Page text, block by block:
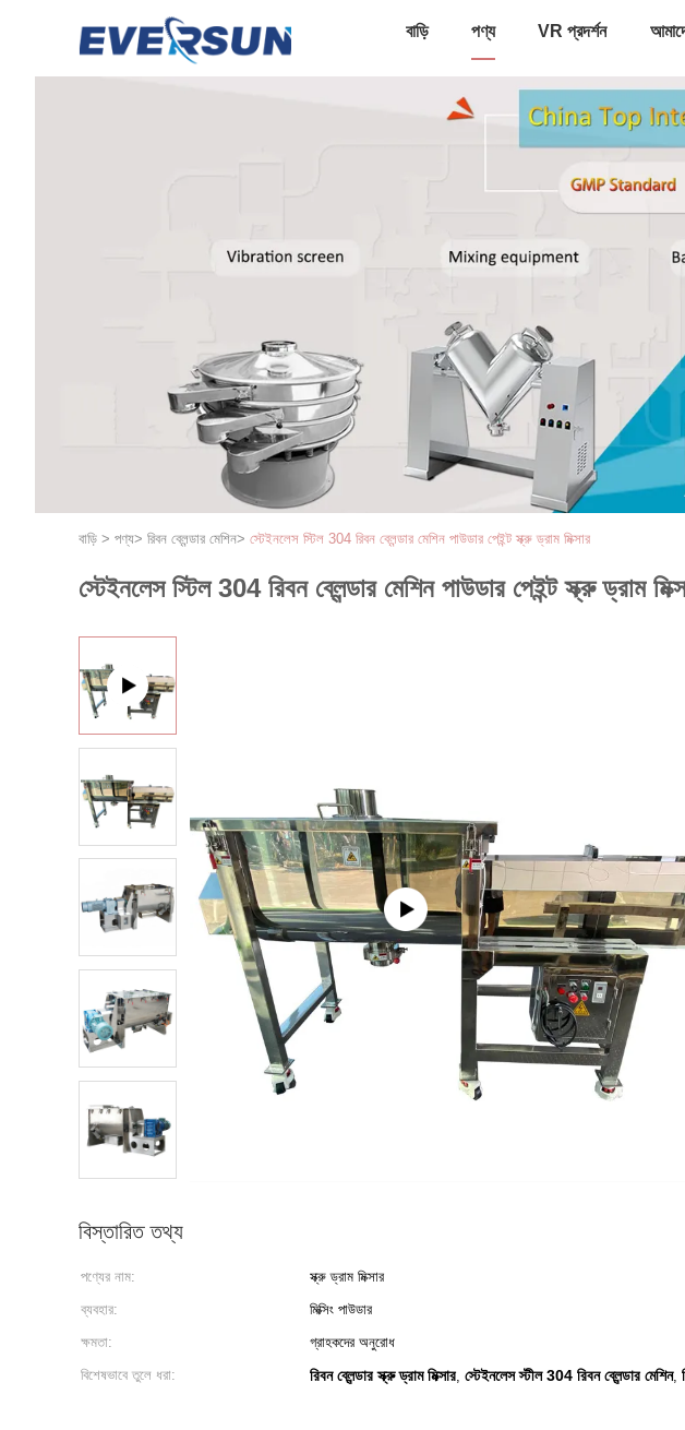
বাড়ি পণ্য VR প্রদর্শন
বাড়ি > পণ্য> রিবন ব্লেন্ডার মেশিন> স্টেইনলেস স্টিল 304 রিবন ব্লেন্ডার মেশিন পাউডার পেইন্ট স্ক্রু ড্রাম মিক্সার
স্টেইনলেস স্টিল 304 রিবন ব্লেন্ডার মেশিন পাউডার পেইন্ট স্ক্রু ড্রাম
বিস্তারিত তথ্য
পণ্যের নাম: স্ক্রু ড্রাম মিক্সার
ব্যবহার:
মিক্সিং পাউডার
ক্ষমতা:
গ্রাহকদের অনুরোধ
বিশেষভাবে তুলে ধরা:
রিবন ব্লেন্ডার স্ক্রু ড্রাম মিক্সার, স্টেইনলেস স্টীল 304 রিবন ব্লেন্ডার মেশিন,